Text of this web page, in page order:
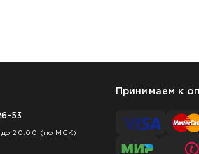
53
до 20:00 (по МСК)
Принимаем к